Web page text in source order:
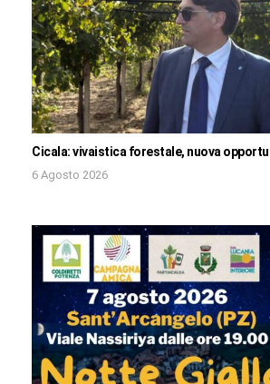
Cicala: vivaistica forestale, nuova
6 Agosto 2026